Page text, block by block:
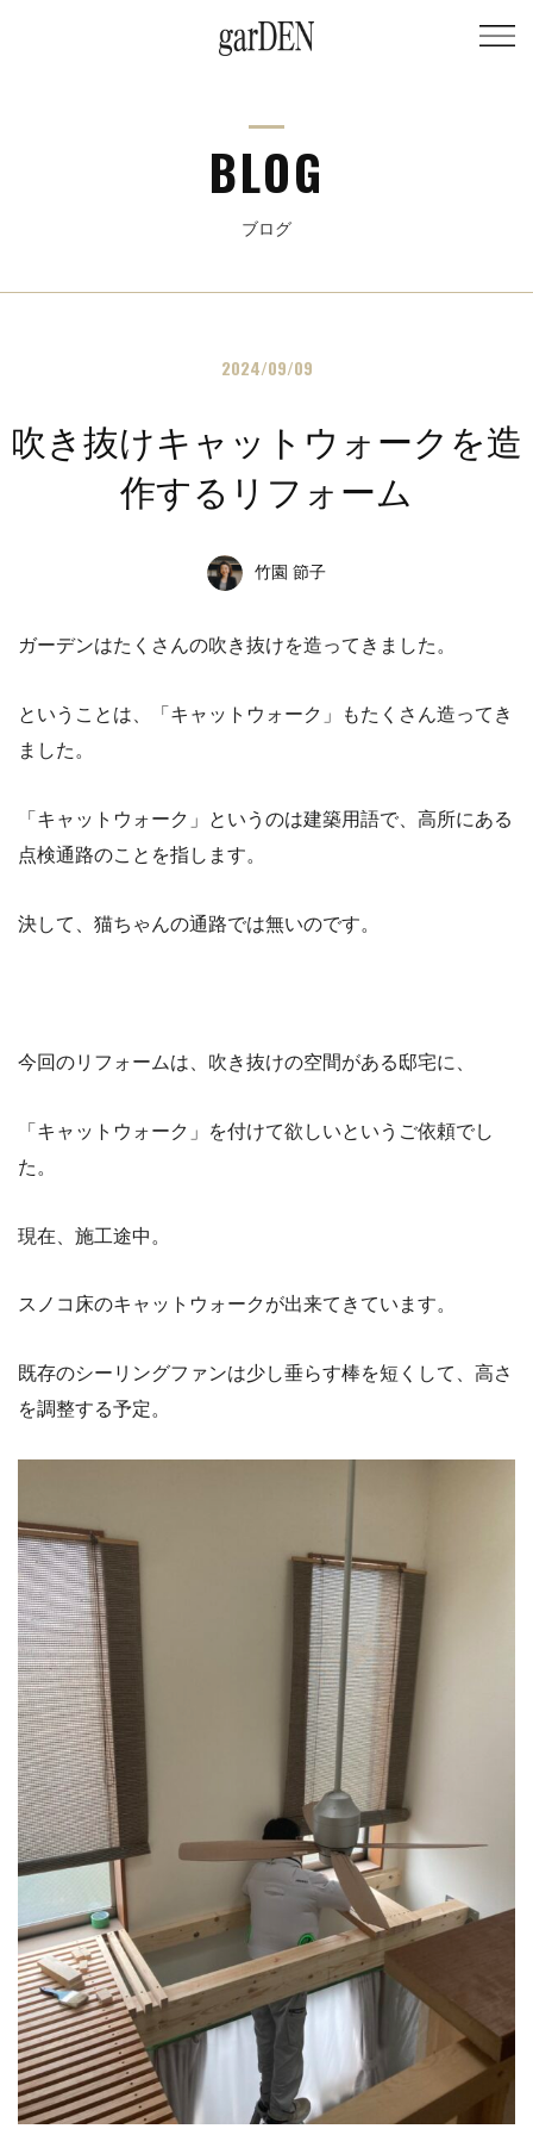
BLOG
ブログ
2024/09/09
吹き抜けキャットウォークを造
作するリフォーム
竹園 節子
ガーデンはたくさんの吹き抜けを造ってきました。
ということは、「キャットウォーク」もたくさん造ってき
ました。
「キャットウォーク」というのは建築用語で、高所にある
点検通路のことを指します。
決して、猫ちゃんの通路では無いのです。
今回のリフォームは、吹き抜けの空間がある邸宅に、
「キャットウォーク」を付けて欲しいというご依頼でし
た。
現在、施工途中。
スノコ床のキャットウォークが出来てきています。
既存のシーリングファンは少し垂らす棒を短くして、高さ
を調整する予定。